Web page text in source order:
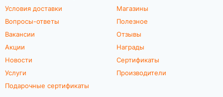
Условия доставки
Вопросы-ответы
Вакансии
Акции
Новости
Услуги
Подарочные сертификаты
Магазины
Полезное
Отзывы
Награды
Сертификаты
Производители